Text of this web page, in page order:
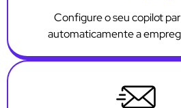
Configure o seu copilot
automaticamente a